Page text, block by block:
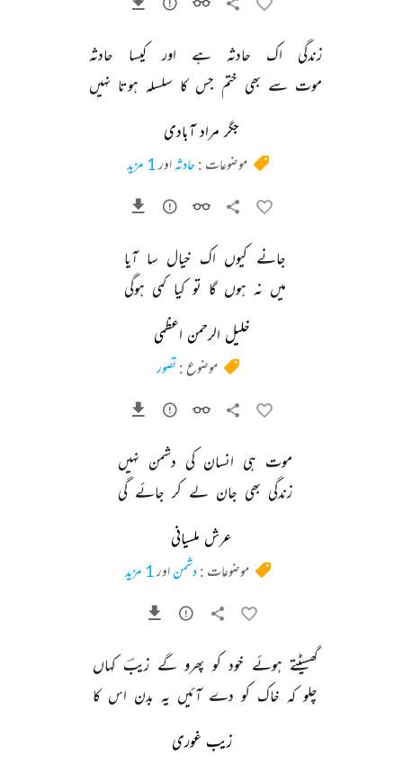
زندگی اک حادثہ ہے اور کیسا
حادثہ
موت سے بھی ختم جس کا سلسلہ ہوتا نہیں
جگر مراد آبادی
موضوعات : حادثہاور1 مزید
جانے کیوں اک خیال سا آیا
میں نہ ہوں گا تو کیا کمی ہوگی
خلیل الرحمن اعظمی
موضوع : تصور
موت ہی انسان کی دشمن نہیں
زندگی بھی جان لے کر جائے گی
عرش ملسیانی
موضوعات :دشمناور1 مزید
گھسیٹتے ہوئے خود کو پھرو گے زیبؔ کہاں
چلو کہ خاک کو دے آئیں یہ بدن اس کا
زیب غوری